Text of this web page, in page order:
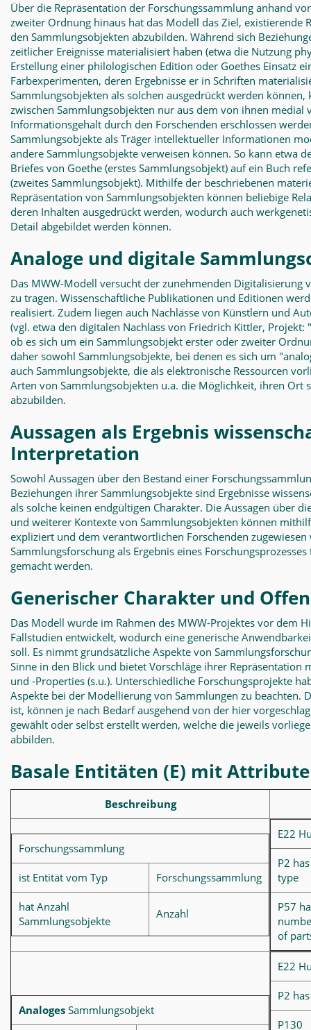
Über die Repräsentation der Forschungssammlung anhand
zweiter Ordnung hinaus hat das Modell das Ziel, existierende
den Sammlungsobjekten abzubilden. Während sich
zeitlicher Ereignisse materialisiert haben (etwa die Nutzung
Erstellung einer philologischen Edition oder Goethes Einsatz
Farbexperimenten, deren Ergebnisse er in Schriften
Sammlungsobjekten als solchen ausgedrückt werden können,
zwischen Sammlungsobjekten nur aus dem von ihnen
Informationsgehalt durch den Forschenden erschlossen
Sammlungsobjekte als Träger intellektueller Informationen
andere Sammlungsobjekte verweisen können. So kann etwa
Briefes von Goethe (erstes Sammlungsobjekt) auf ein Buch
(zweites Sammlungsobjekt). Mithilfe der beschriebenen
Repräsentation von Sammlungsobjekten können beliebige
deren Inhalten ausgedrückt werden, wodurch auch
Detail abgebildet werden können.
Analoge und digitale
Das MWW-Modell versucht der zunehmenden Digitalisierung
zu tragen. Wissenschaftliche Publikationen und Editionen
realisiert. Zudem liegen auch Nachlässe von Künstlern und
(vgl. etwa den digitalen Nachlass von Friedrich Kittler, Projekt:
ob es sich um ein Sammlungsobjekt erster oder zweiter
daher sowohl Sammlungsobjekte, bei denen es sich um
auch Sammlungsobjekte, die als elektronische Ressourcen
Arten von Sammlungsobjekten u.a. die Möglichkeit, ihren Ort
abzubilden.
Aussagen als Ergebnis
Interpretation
Sowohl Aussagen über den Bestand einer
Beziehungen ihrer Sammlungsobjekte sind Ergebnisse
als solche keinen endgültigen Charakter. Die Aussagen über
und weiterer Kontexte von Sammlungsobjekten können
expliziert und dem verantwortlichen Forschenden zugewiesen
Sammlungsforschung als Ergebnis eines
gemacht werden.
Generischer Charakter und
Das Modell wurde im Rahmen des MWW-Projektes vor dem
Fallstudien entwickelt, wodurch eine generische
soll. Es nimmt grundsätzliche Aspekte von
Sinne in den Blick und bietet Vorschläge ihrer Repräsentation
und -Properties (s.u.). Unterschiedliche Forschungsprojekte
Aspekte bei der Modellierung von Sammlungen zu beachten.
ist, können je nach Bedarf ausgehend von der hier
gewählt oder selbst erstellt werden, welche die jeweils
abbilden.
Basale Entitäten (E) mit
Beschreibung
Forschungssammlung
ist Entität vom Typ Forschungssammlung
hat Anzahl
Sammlungsobjekte
Anzahl
E22
P2 has
type
P57
of
Analoges Sammlungsobjekt
E22
P2
P130